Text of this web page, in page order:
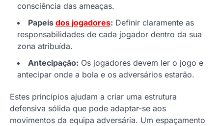
consciência das ameaças.
Papeis dos jogadores: Definir claramente as
responsabilidades de cada jogador dentro da sua
zona atribuída.
Antecipação: Os jogadores devem ler o jogo e
antecipar onde a bola e os adversários estarão.
Estes princípios ajudam a criar uma estrutura
defensiva sólida que pode adaptar-se aos
movimentos da equipa adversária. Um espaçamento